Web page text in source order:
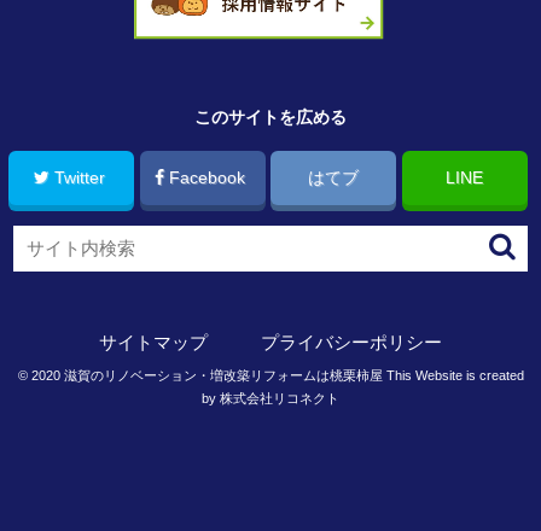
このサイトを広める
Twitter Facebook はてブ LINE
サイトマップ プライバシーポリシー
© 2020 滋賀のリノベーション・増改築リフォームは桃栗柿屋 This Website is created
by 株式会社リコネクト